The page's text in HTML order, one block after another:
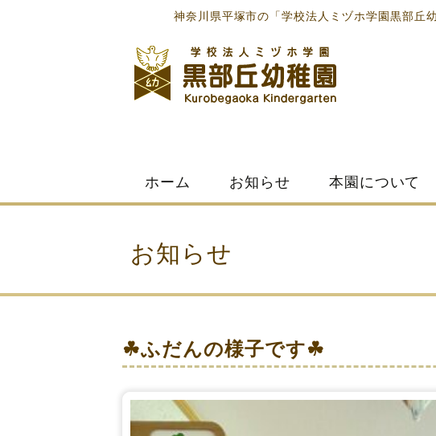
神奈川県平塚市の「学校法人ミヅホ学園黒部丘
content
ホーム お知らせ 本園について
お知らせ
☘ふだんの様子です☘